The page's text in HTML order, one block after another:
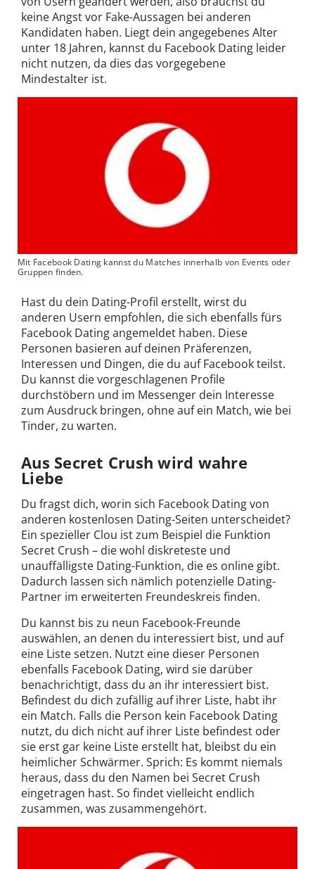
keine Angst vor Fake-Aussagen bei anderen
Kandidaten haben. Liegt dein angegebenes Alter
unter 18 Jahren, kannst du Facebook Dating leider
nicht nutzen, da dies das vorgegebene
Mindestalter ist.
Mit Facebook Dating kannst du Matches innerhalb von Events oder
Gruppen finden.
Hast du dein Dating-Profil erstellt, wirst du
anderen Usern empfohlen, die sich ebenfalls fürs
Facebook Dating angemeldet haben. Diese
Personen basieren auf deinen Präferenzen,
Interessen und Dingen, die du auf Facebook teilst.
Du kannst die vorgeschlagenen Profile
durchstöbern und im Messenger dein Interesse
zum Ausdruck bringen, ohne auf ein Match, wie bei
Tinder, zu warten.
Aus Secret Crush wird wahre
Liebe
Du fragst dich, worin sich Facebook Dating von
anderen kostenlosen Dating-Seiten unterscheidet?
Ein spezieller Clou ist zum Beispiel die Funktion
Secret Crush – die wohl diskreteste und
unauffälligste Dating-Funktion, die es online gibt.
Dadurch lassen sich nämlich potenzielle Dating-
Partner im erweiterten Freundeskreis finden.
Du kannst bis zu neun Facebook-Freunde
auswählen, an denen du interessiert bist, und auf
eine Liste setzen. Nutzt eine dieser Personen
ebenfalls Facebook Dating, wird sie darüber
benachrichtigt, dass du an ihr interessiert bist.
Befindest du dich zufällig auf ihrer Liste, habt ihr
ein Match. Falls die Person kein Facebook Dating
nutzt, du dich nicht auf ihrer Liste befindest oder
sie erst gar keine Liste erstellt hat, bleibst du ein
heimlicher Schwärmer. Sprich: Es kommt niemals
heraus, dass du den Namen bei Secret Crush
eingetragen hast. So findet vielleicht endlich
zusammen, was zusammengehört.